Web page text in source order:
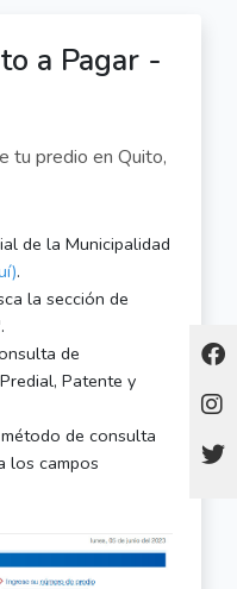
a Pagar -
tu predio en Quito,
de la Municipalidad
.
la sección de
de
Patente y
de consulta
los campos